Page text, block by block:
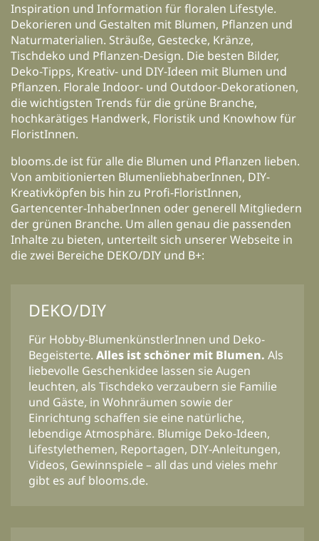
Inspiration und Information für floralen Lifestyle.
Dekorieren und Gestalten mit Blumen, Pflanzen und
Naturmaterialien. Sträuße, Gestecke, Kränze,
Tischdeko und Pflanzen-Design. Die besten Bilder,
Deko-Tipps, Kreativ- und DIY-Ideen mit Blumen und
Pflanzen. Florale Indoor- und Outdoor-Dekorationen,
die wichtigsten Trends für die grüne Branche,
hochkarätiges Handwerk, Floristik und Knowhow für
FloristInnen.
blooms.de ist für alle die Blumen und Pflanzen lieben.
Von ambitionierten BlumenliebhaberInnen, DIY-
Kreativköpfen bis hin zu Profi-FloristInnen,
Gartencenter-InhaberInnen oder generell Mitgliedern
der grünen Branche. Um allen genau die passenden
Inhalte zu bieten, unterteilt sich unserer Webseite in
die zwei Bereiche DEKO/DIY und B+:
DEKO/DIY
Für Hobby-BlumenkünstlerInnen und Deko-
Begeisterte. Alles ist schöner mit Blumen. Als
liebevolle Geschenkidee lassen sie Augen
leuchten, als Tischdeko verzaubern sie Familie
und Gäste, in Wohnräumen sowie der
Einrichtung schaffen sie eine natürliche,
lebendige Atmosphäre. Blumige Deko-Ideen,
Lifestylethemen, Reportagen, DIY-Anleitungen,
Videos, Gewinnspiele – all das und vieles mehr
gibt es auf blooms.de.